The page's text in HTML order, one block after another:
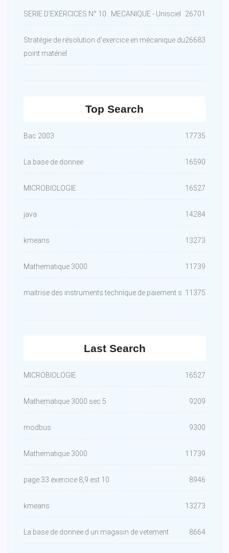
SERIE D'EXERCICES N° 10 : MECANIQUE - Unisciel 26701
Stratégie de résolution d'exercice en mécanique du
point matériel
26683
Top Search
Bac 2003 17735
La base de donnee 16590
MICROBIOLOGIE 16527
java 14284
kmeans 13273
Mathematique 3000 11739
maitrise des instruments technique de paiement s 11375
Last Search
MICROBIOLOGIE 16527
Mathematique 3000 sec 5 9209
modbus 9300
Mathematique 3000 11739
page 33 exercice 8,9 est 10 8946
kmeans 13273
La base de donnee d un magasin de vetement 8664